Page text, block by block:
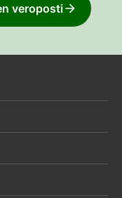
veroposti